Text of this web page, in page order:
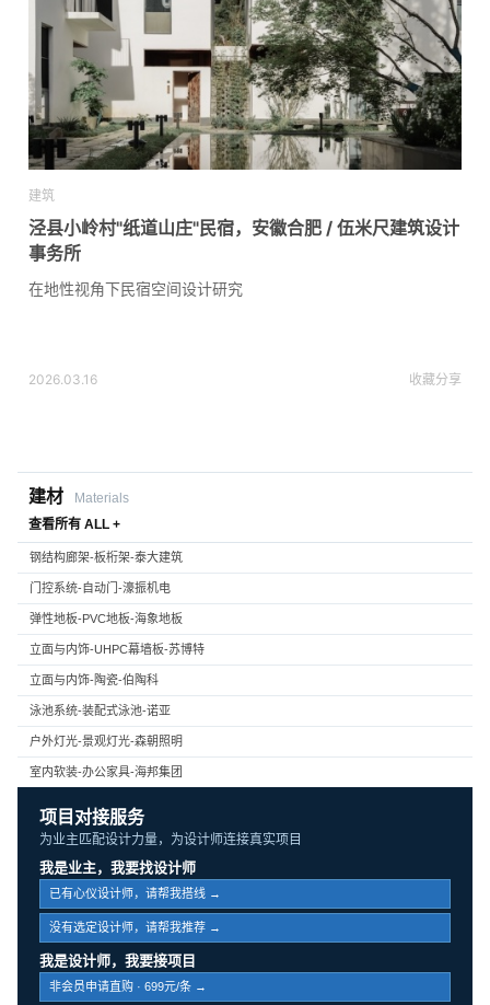
建筑
泾县小岭村"纸道山庄"民宿，安徽合肥 / 伍米尺建筑设计
事务所
在地性视角下民宿空间设计研究
2026.03.16 收藏分享
建材
Materials
查看所有 ALL +
钢结构廊架-板桁架-泰大建筑
门控系统-自动门-濠振机电
弹性地板-PVC地板-海象地板
立面与内饰-UHPC幕墙板-苏博特
立面与内饰-陶瓷-伯陶科
泳池系统-装配式泳池-诺亚
户外灯光-景观灯光-森朝照明
室内软装-办公家具-海邦集团
项目对接服务
为业主匹配设计力量，为设计师连接真实项目
我是业主，我要找设计师
已有心仪设计师，请帮我搭线 →
没有选定设计师，请帮我推荐 →
我是设计师，我要接项目
非会员申请直购 · 699元/条 →